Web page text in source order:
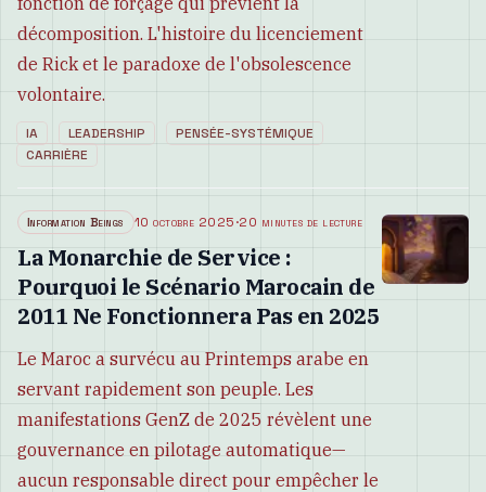
décomposition. L'histoire du licenciement
de Rick et le paradoxe de l'obsolescence
volontaire.
IA LEADERSHIP
PENSÉE-SYSTÉMIQUE
CARRIÈRE
Information Beings 10 octobre 2025·20 minutes de lecture
La Monarchie de Service :
Pourquoi le Scénario Marocain de
2011 Ne Fonctionnera Pas en 2025
Le Maroc a survécu au Printemps arabe en
servant rapidement son peuple. Les
manifestations GenZ de 2025 révèlent une
gouvernance en pilotage automatique—
aucun responsable direct pour empêcher le